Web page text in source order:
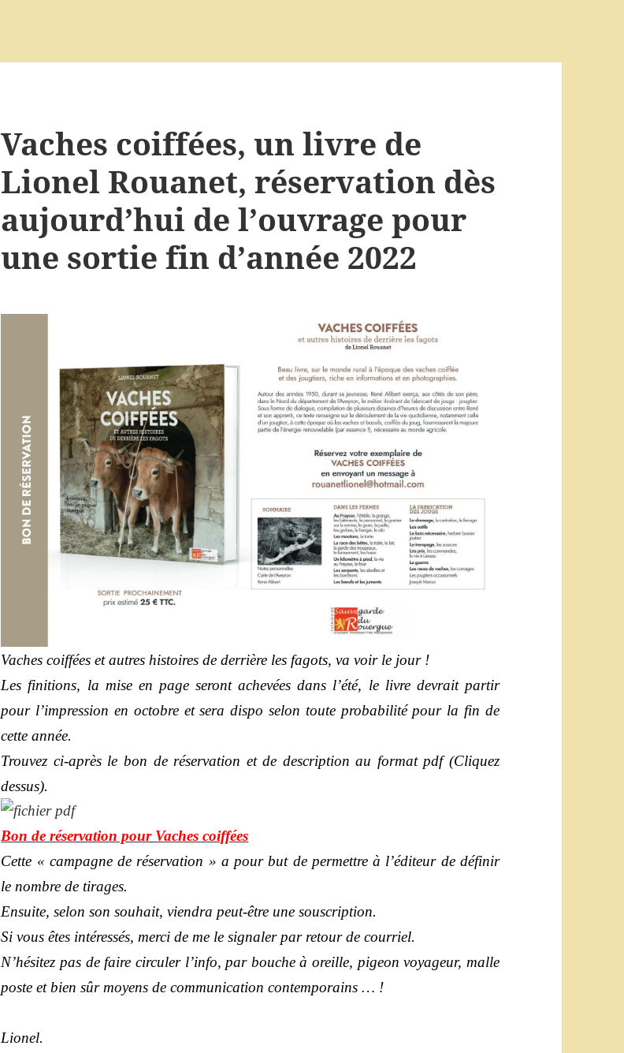
Vaches coiffées, un livre de
Lionel Rouanet, réservation dès
aujourd’hui de l’ouvrage pour
une sortie fin d’année 2022
Vaches coiffées et autres histoires de derrière les fagots, va voir le jour !
Les finitions, la mise en page seront achevées dans l’été, le livre devrait partir
pour l’impression en octobre et sera dispo selon toute probabilité pour la fin de
cette année.
Trouvez ci-après le bon de réservation et de description au format pdf (Cliquez
dessus).
Bon de réservation pour Vaches coiffées
Cette « campagne de réservation » a pour but de permettre à l’éditeur de définir
le nombre de tirages.
Ensuite, selon son souhait, viendra peut-être une souscription.
Si vous êtes intéressés, merci de me le signaler par retour de courriel.
N’hésitez pas de faire circuler l’info, par bouche à oreille, pigeon voyageur, malle
poste et bien sûr moyens de communication contemporains … !
Lionel.